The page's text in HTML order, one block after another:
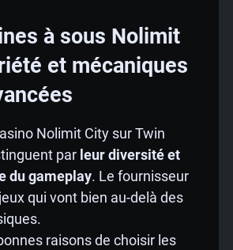
à sous Nolimit
et mécaniques
Nolimit City sur Twin
parleur diversité et
du gameplay. Le fournisseur
qui vont bien au-delà des
raisons de choisir les